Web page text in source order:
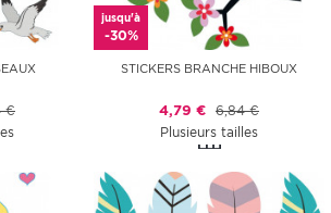
€
jusqu'à
-30%
STICKERS BRANCHE HIBOUX
4,79 € 6,84 €
Plusieurs tailles